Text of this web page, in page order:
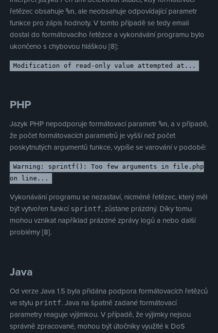
řetězec obsahuje %n, ale neobsahuje odpovídající parametr
funkce pro zápis hodnoty. V tomto případě se tedy email
dostal do formátovacího řetězce a vykonávání programu bylo
ukončeno s chybovou hláškou [8]:
Modification of read-only value attempted at...
PHP
Jazyk PHP nepodporuje formátovací parametr %n, a v případě,
že počet formátovacích parametrů je vyšší než počet
poskytnutých argumentů funkce, vypíše se varování v podobě:
Warning: sprintf(): Too few arguments in file.php
on line...
Vykonávání programu se nezastaví, nicméně řetězec, který měl
být vytvořen funkcí sprintf, zůstane prázdný. Díky tomu
mohou vznikat například prázdné zprávy logů a nebo další
problémy [8].
Java
Od verze Java 1.5 byla přidána podpora formátovacích řetězců
ve stylu printf. Java na špatně zadané formátovací
parametry reaguje výjimkou. V případě, že výjimky nejsou
správně zpracované, mohou být útočníky využité k DoS